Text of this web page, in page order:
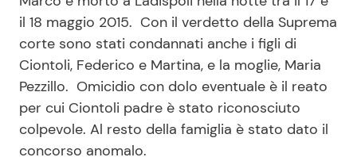
il 18 maggio 2015. Con il verdetto della Suprema
corte sono stati condannati anche i figli di
Ciontoli, Federico e Martina, e la moglie, Maria
Pezzillo. Omicidio con dolo eventuale è il reato
per cui Ciontoli padre è stato riconosciuto
colpevole. Al resto della famiglia è stato dato il
concorso anomalo.